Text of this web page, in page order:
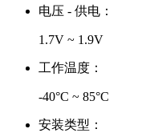
电压 - 供电：
1.7V ~ 1.9V
工作温度：
-40°C ~ 85°C
安装类型：